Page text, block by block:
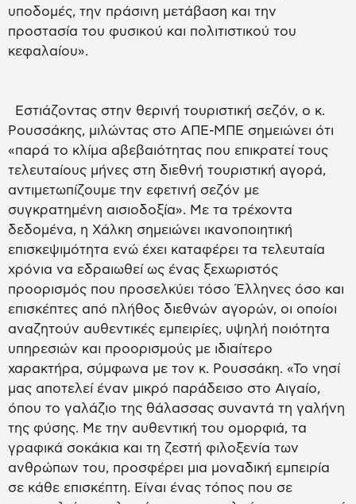
υποδομές, την πράσινη μετάβαση και την
προστασία του φυσικού και πολιτιστικού του
κεφαλαίου».
Εστιάζοντας στην θερινή τουριστική σεζόν, ο κ.
Ρουσσάκης, μιλώντας στο ΑΠΕ-ΜΠΕ σημειώνει ότι
«παρά το κλίμα αβεβαιότητας που επικρατεί τους
τελευταίους μήνες στη διεθνή τουριστική αγορά,
αντιμετωπίζουμε την εφετινή σεζόν με
συγκρατημένη αισιοδοξία». Με τα τρέχοντα
δεδομένα, η Χάλκη σημειώνει ικανοποιητική
επισκεψιμότητα ενώ έχει καταφέρει τα τελευταία
χρόνια να εδραιωθεί ως ένας ξεχωριστός
προορισμός που προσελκύει τόσο Έλληνες όσο και
επισκέπτες από πλήθος διεθνών αγορών, οι οποίοι
αναζητούν αυθεντικές εμπειρίες, υψηλή ποιότητα
υπηρεσιών και προορισμούς με ιδιαίτερο
χαρακτήρα, σύμφωνα με τον κ. Ρουσσάκη. «Το νησί
μας αποτελεί έναν μικρό παράδεισο στο Αιγαίο,
όπου το γαλάζιο της θάλασσας συναντά τη γαλήνη
της φύσης. Με την αυθεντική του ομορφιά, τα
γραφικά σοκάκια και τη ζεστή φιλοξενία των
ανθρώπων του, προσφέρει μια μοναδική εμπειρία
σε κάθε επισκέπτη. Είναι ένας τόπος που σε